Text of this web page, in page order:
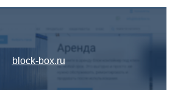
block-box.ru